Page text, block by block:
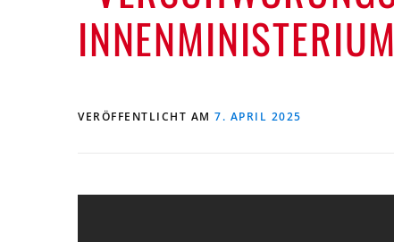
VERÖFFENTLICHT AM 7. APRIL 2025